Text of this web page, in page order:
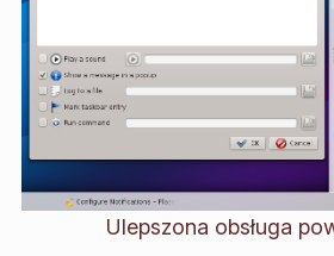
Ulepszona obsługa